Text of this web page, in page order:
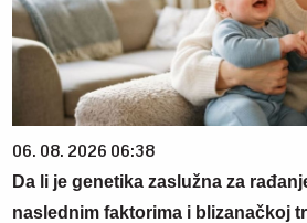
06. 08. 2026 06:38
Da li je genetika zaslužna za
naslednim faktorima i blizanačkoj